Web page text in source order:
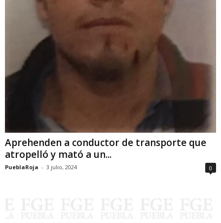
Aprehenden a conductor de transporte que
atropelló y mató a un...
PueblaRoja - 3 julio, 2024 0